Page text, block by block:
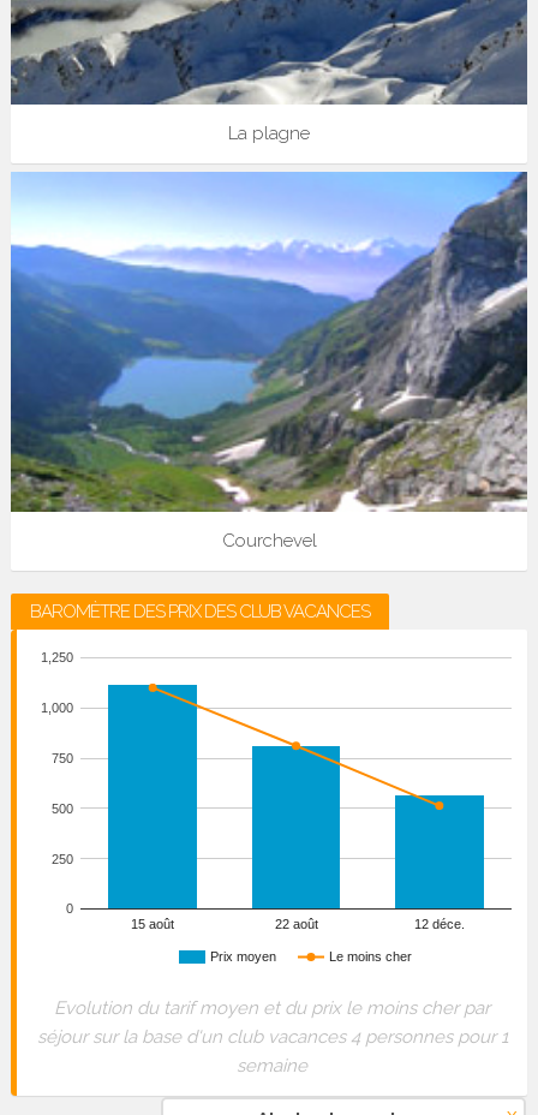
La plagne
Courchevel
BAROMÈTRE DES PRIX DES CLUB VACANCES
Prix moyen Le moins cher
15 août 22 août 12 déce.
0
250
500
750
1,000
1,250
Evolution du tarif moyen et du prix le moins cher par
séjour sur la base d'un club vacances 4 personnes pour 1
semaine